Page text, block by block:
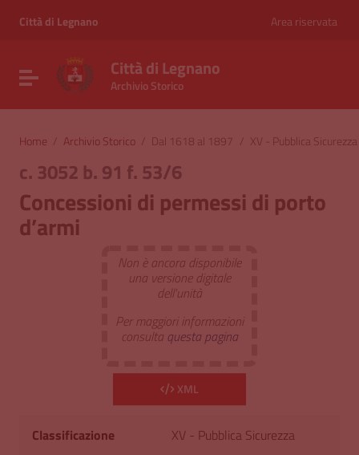
Vai al menu di navigazione
Città di Legnano Area riservata
Attiva / disattiva la navigazione
Città di Legnano
Archivio Storico
Home / Archivio Storico / Dal 1618 al 1897 / XV - Pubblica Sicurezza
c. 3052 b. 91 f. 53/6
Concessioni di permessi di porto
d’armi
Non è ancora disponibile
una versione digitale
dell'unità
Per maggiori informazioni
consulta questa pagina
XML
Classificazione XV - Pubblica Sicurezza